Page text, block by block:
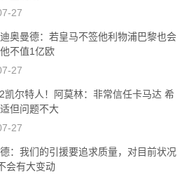
27
奥曼德：若皇马不签他利物浦巴黎也会
不值1亿欧
27
凯尔特人！阿莫林：非常信任卡马达 希
但问题不大
27
：我们的引援要追求质量，对目前状况
会有大变动